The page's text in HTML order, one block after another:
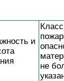
и
Класс
не